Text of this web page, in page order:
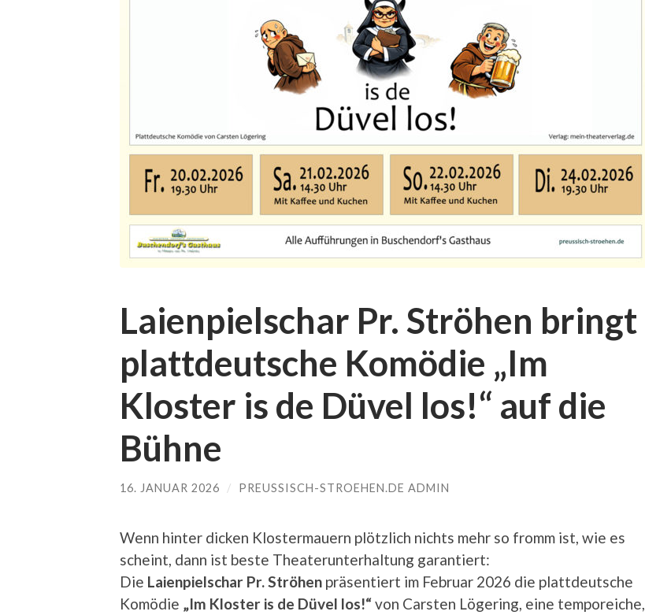
Laienpielschar Pr. Ströhen bringt
plattdeutsche Komödie „Im
Kloster is de Düvel los!“ auf die
Bühne
16. JANUAR 2026 / PREUSSISCH-STROEHEN.DE ADMIN
Wenn hinter dicken Klostermauern plötzlich nichts mehr so fromm ist, wie es
scheint, dann ist beste Theaterunterhaltung garantiert:
Die Laienpielschar Pr. Ströhen präsentiert im Februar 2026 die plattdeutsche
Komödie „Im Kloster is de Düvel los!“von Carsten Lögering, eine temporeiche,